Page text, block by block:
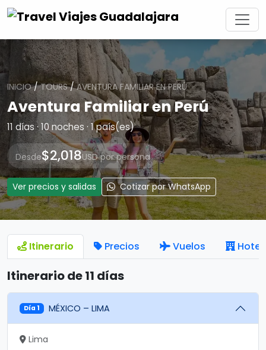
INICIO/TOURS/AVENTURA FAMILIAR EN PERÚ
Aventura Familiar en Perú
11 días · 10 noches · 1 país(es)
Desde$2,018USD por persona
Ver precios y salidas Cotizar por WhatsApp
Itinerario Precios Vuelos
Itinerario de 11 días
Día 1 MÉXICO – LIMA
Lima